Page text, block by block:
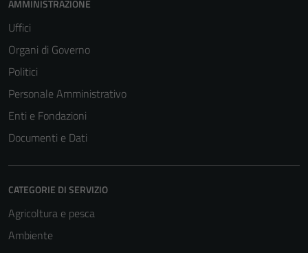
AMMINISTRAZIONE
Uffici
Organi di Governo
Politici
Personale Amministrativo
Enti e Fondazioni
Documenti e Dati
CATEGORIE DI SERVIZIO
Agricoltura e pesca
Ambiente